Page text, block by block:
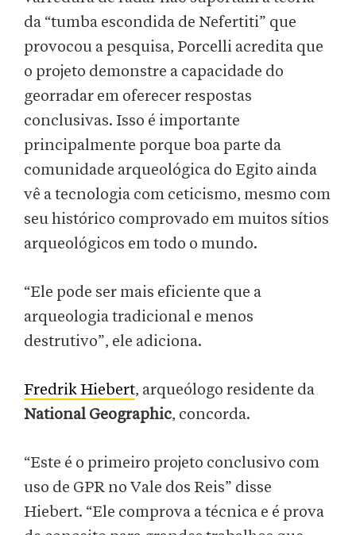
da “tumba escondida de Nefertiti” que
provocou a pesquisa, Porcelli acredita que
o projeto demonstre a capacidade do
georradar em oferecer respostas
conclusivas. Isso é importante
principalmente porque boa parte da
comunidade arqueológica do Egito ainda
vê a tecnologia com ceticismo, mesmo com
seu histórico comprovado em muitos sítios
arqueológicos em todo o mundo.
“Ele pode ser mais eficiente que a
arqueologia tradicional e menos
destrutivo”, ele adiciona.
Fredrik Hiebert, arqueólogo residente da
National Geographic, concorda.
“Este é o primeiro projeto conclusivo com
uso de GPR no Vale dos Reis” disse
Hiebert. “Ele comprova a técnica e é prova